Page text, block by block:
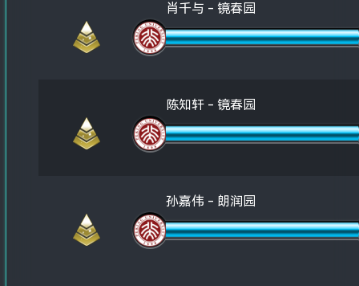
肖千与 - 镜春园
陈知轩 - 镜春园
孙嘉伟 - 朗润园